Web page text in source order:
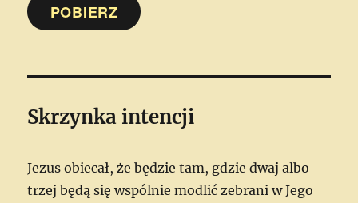
POBIERZ
Skrzynka intencji
Jezus obiecał, że będzie tam, gdzie dwaj albo
trzej będą się wspólnie modlić zebrani w Jego